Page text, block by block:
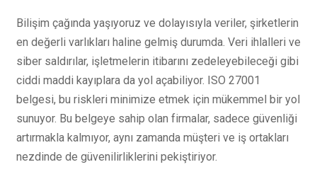
Bilişim çağında yaşıyoruz ve dolayısıyla veriler, şirketlerin
en değerli varlıkları haline gelmiş durumda. Veri ihlalleri ve
siber saldırılar, işletmelerin itibarını zedeleyebileceği gibi
ciddi maddi kayıplara da yol açabiliyor. ISO 27001
belgesi, bu riskleri minimize etmek için mükemmel bir yol
sunuyor. Bu belgeye sahip olan firmalar, sadece güvenliği
artırmakla kalmıyor, aynı zamanda müşteri ve iş ortakları
nezdinde de güvenilirliklerini pekiştiriyor.